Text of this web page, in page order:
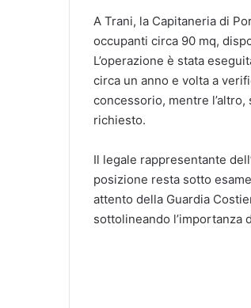
A Trani, la Capitaneria di
occupanti circa 90 mq,
L’operazione è stata
circa un anno e volta a
concessorio, mentre
richiesto.
Il legale rappresentante
posizione resta sotto
attento della Guardia
sottolineando